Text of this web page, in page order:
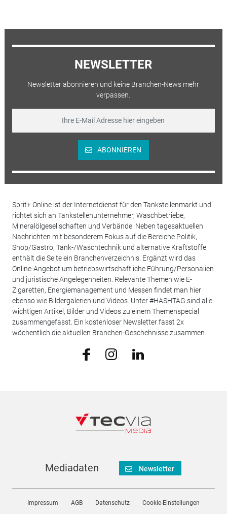
NEWSLETTER
Newsletter abonnieren und keine Branchen-News mehr
verpassen.
ABONNIEREN
Sprit+ Online ist der Internetdienst für den Tankstellenmarkt und
richtet sich an Tankstellenunternehmer, Waschbetriebe,
Mineralölgesellschaften und Verbände. Neben tagesaktuellen
Nachrichten mit besonderem Fokus auf die Bereiche Politik,
Shop/Gastro, Tank-/Waschtechnik und alternative Kraftstoffe
enthält die Seite ein Branchenverzeichnis. Ergänzt wird das
Online-Angebot um betriebswirtschaftliche Führung/Personalien
und juristische Angelegenheiten. Relevante Themen wie E-
Zigaretten, Energiemanagement und Messen findet man hier
ebenso wie Bildergalerien und Videos. Unter #HASHTAG sind alle
wichtigen Artikel, Bilder und Videos zu einem Themenspecial
zusammengefasst. Ein kostenloser Newsletter fasst 2x
wöchentlich die aktuellen Branchen-Geschehnisse zusammen.
Mediadaten Newsletter
Impressum AGB Datenschutz Cookie-Einstellungen